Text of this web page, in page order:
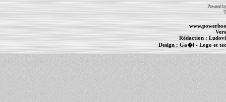
Powered
Rédaction :
Design : Ga�l- Logo et